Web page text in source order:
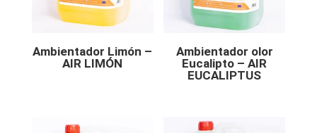
Ambientador Limón –
AIR LIMÓN
Ambientador olor
Eucalipto – AIR
EUCALIPTUS